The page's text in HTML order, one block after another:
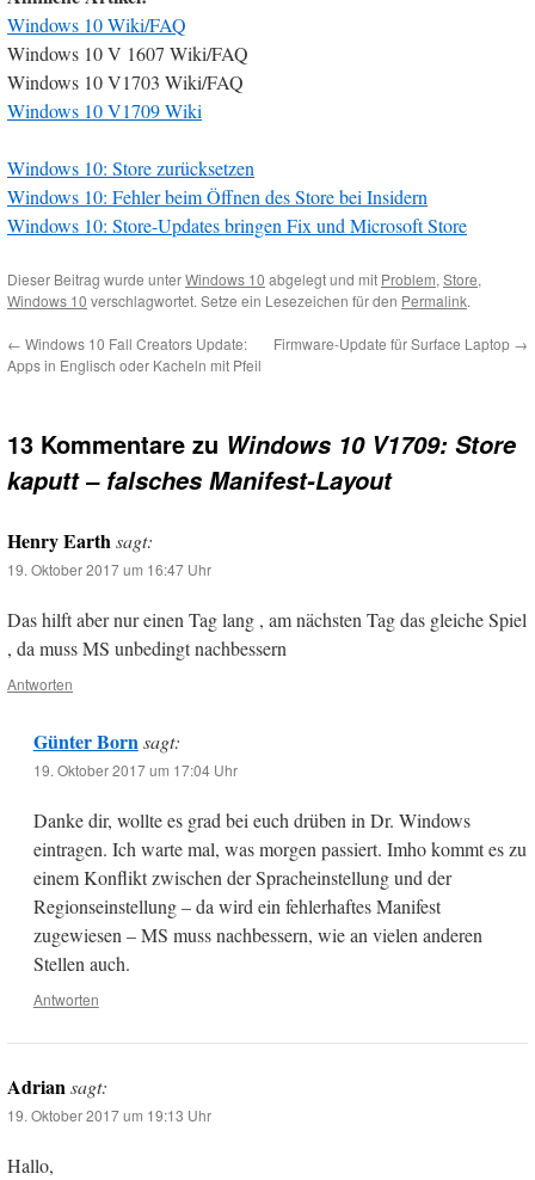
Windows 10 Wiki/FAQ
Windows 10 V 1607 Wiki/FAQ
Windows 10 V1703 Wiki/FAQ
Windows 10 V1709 Wiki
Windows 10: Store zurücksetzen
Windows 10: Fehler beim Öffnen des Store bei Insidern
Windows 10: Store-Updates bringen Fix und Microsoft Store
Dieser Beitrag wurde unterWindows 10 abgelegt und mit Problem, Store,
Windows 10 verschlagwortet. Setze ein Lesezeichen für den Permalink.
← Windows 10 Fall Creators Update:
Apps in Englisch oder Kacheln mit Pfeil
Firmware-Update für Surface Laptop →
13 Kommentare zu Windows 10 V1709: Store
kaputt – falsches Manifest-Layout
Henry Earthsagt:
19. Oktober 2017 um 16:47 Uhr
Das hilft aber nur einen Tag lang , am nächsten Tag das gleiche Spiel
, da muss MS unbedingt nachbessern
Antworten
Günter Born sagt:
19. Oktober 2017 um 17:04 Uhr
Danke dir, wollte es grad bei euch drüben in Dr. Windows
eintragen. Ich warte mal, was morgen passiert. Imho kommt es zu
einem Konflikt zwischen der Spracheinstellung und der
Regionseinstellung – da wird ein fehlerhaftes Manifest
zugewiesen – MS muss nachbessern, wie an vielen anderen
Stellen auch.
Antworten
Adriansagt:
19. Oktober 2017 um 19:13 Uhr
Hallo,